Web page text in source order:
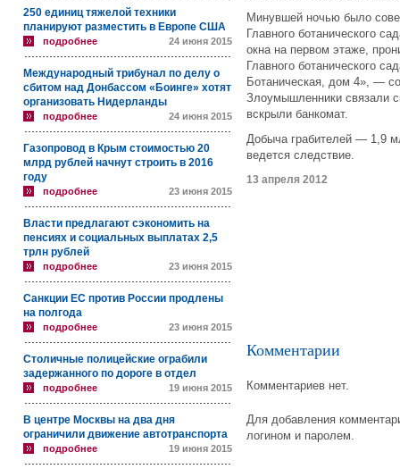
250 единиц тяжелой техники
планируют разместить в Европе США
подробнее 24 июня 2015
Международный трибунал по делу о
сбитом над Донбассом «Боинге» хотят
организовать Нидерланды
подробнее 24 июня 2015
Газопровод в Крым стоимостью 20
млрд рублей начнут строить в 2016
году
подробнее 23 июня 2015
Власти предлагают сэкономить на
пенсиях и социальных выплатах 2,5
трлн рублей
подробнее 23 июня 2015
Санкции ЕС против России продлены
на полгода
подробнее 23 июня 2015
Столичные полицейские ограбили
задержанного по дороге в отдел
подробнее 19 июня 2015
В центре Москвы на два дня
ограничили движение автотранспорта
подробнее 19 июня 2015
Минувшей ночью было
Главного ботанического
окна на первом этаже,
Главного ботанического
Ботаническая, дом 4», —
Злоумышленники связали
вскрыли банкомат.
Добыча грабителей — 1,9
ведется следствие.
13 апреля 2012
Комментарии
Комментариев нет.
Для добавления
логином и паролем.